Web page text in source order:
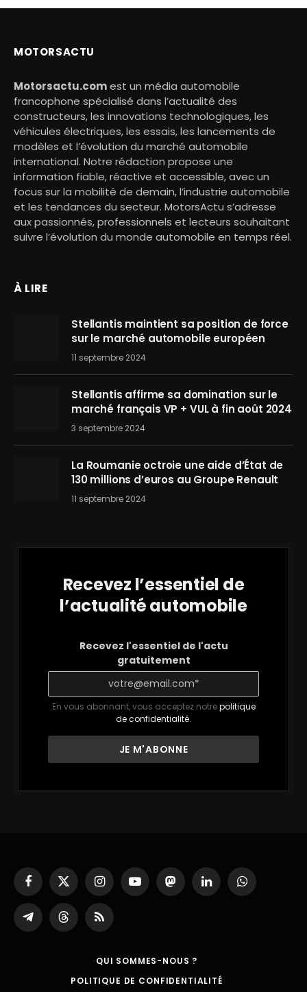
MOTORSACTU
Motorsactu.comest un média automobile
francophone spécialisé dans l’actualité des
constructeurs, les innovations technologiques, les
véhicules électriques, les essais, les lancements de
modèles et l’évolution du marché automobile
international. Notre rédaction propose une
information fiable, réactive et accessible, avec un
focus sur la mobilité de demain, l’industrie automobile
et les tendances du secteur. MotorsActu s’adresse
aux passionnés, professionnels et lecteurs souhaitant
suivre l’évolution du monde automobile en temps réel.
À LIRE
Stellantis maintient sa position de force
sur le marché automobile européen
11 septembre 2024
Stellantis affirme sa domination sur le
marché français VP + VUL à fin août 2024
3 septembre 2024
La Roumanie octroie une aide d’État de
130 millions d’euros au Groupe Renault
11 septembre 2024
Recevez l’essentiel de
l’actualité automobile
Recevez l'essentiel de l'actu
gratuitement
En vous abonnant, vous acceptez notrepolitique
de confidentialité.
Facebook
X
(Twitter)
InstagramYouTubeMastodonLinkedInWhatsApp
Partager
sur
ThreadsRSS
QUI SOMMES-NOUS ?
POLITIQUE DE CONFIDENTIALITÉ